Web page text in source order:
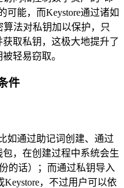
可能，而Keystore通过诸如
法对私钥加以保护，只
取私钥，这极大地提升了
轻易窃取。
件
如通过助记词创建、通过
，在创建过程中系统会生
的话）；而通过私钥导入
，不过用户可以依